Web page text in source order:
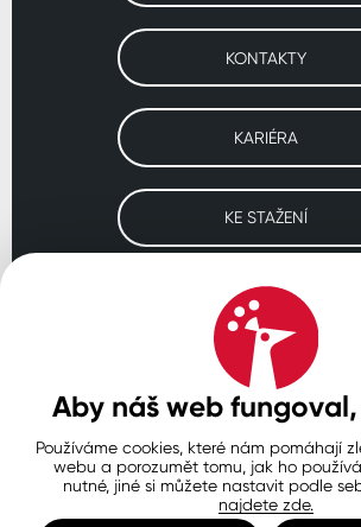
KONTAKTY
KARIÉRA
KE STAŽENÍ
Navštivte naše pobočky
SLOVENSKO POLSKO
Ochrana osobních údajů
Zásady
Nastavení cookies
© Copyright 2026
Aby náš web
Používáme cookies, které nám pomáhají
webu a porozumět tomu, jak ho
nutné, jiné si můžete nastavit podle
najdete zde.